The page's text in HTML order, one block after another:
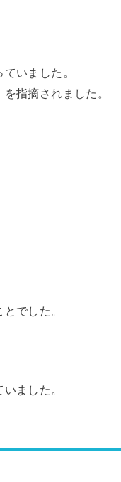
いました。
指摘されました。
とでした。
ました。